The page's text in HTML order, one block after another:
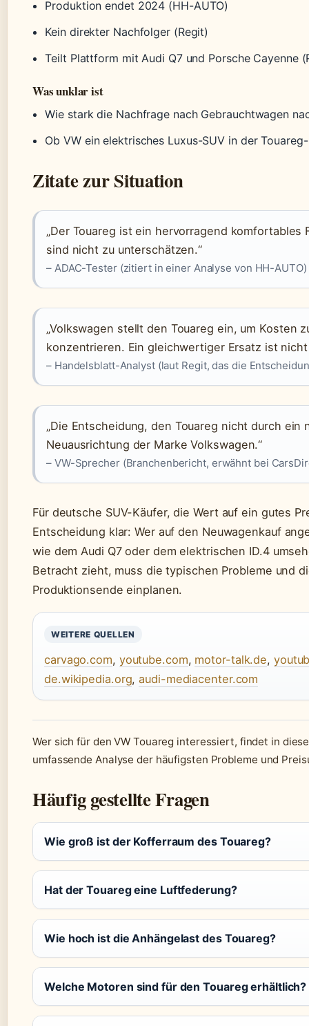
Produktion endet 2024 (HH-AUTO)
Kein direkter Nachfolger (Regit)
Teilt Plattform mit Audi Q7 und Porsche Cayenne
Was unklar ist
Wie stark die Nachfrage nach Gebrauchtwagen
Ob VW ein elektrisches Luxus-SUV in der
Zitate zur Situation
„Der Touareg ist ein hervorragend
sind nicht zu unterschätzen.“
– ADAC-Tester (zitiert in einer Analyse von HH-AUTO)
„Volkswagen stellt den Touareg ein, um Kosten
konzentrieren. Ein gleichwertiger Ersatz ist nicht
– Handelsblatt-Analyst (laut Regit, das die
„Die Entscheidung, den Touareg nicht durch
Neuausrichtung der Marke Volkswagen.“
– VW-Sprecher (Branchenbericht, erwähnt bei
Für deutsche SUV-Käufer, die Wert auf ein gutes
Entscheidung klar: Wer auf den Neuwagenkauf
wie dem Audi Q7 oder dem elektrischen ID.4
Betracht zieht, muss die typischen Probleme und
Produktionsende einplanen.
WEITERE QUELLEN
carvago.com, youtube.com, motor-talk.de,
de.wikipedia.org,audi-mediacenter.com
Wer sich für den VW Touareg interessiert, findet in
umfassende Analyse der häufigsten Probleme und
Häufig gestellte Fragen
Wie groß ist der Kofferraum des Touareg?
Hat der Touareg eine Luftfederung?
Wie hoch ist die Anhängelast des Touareg?
Welche Motoren sind für den Touareg erhältlich?